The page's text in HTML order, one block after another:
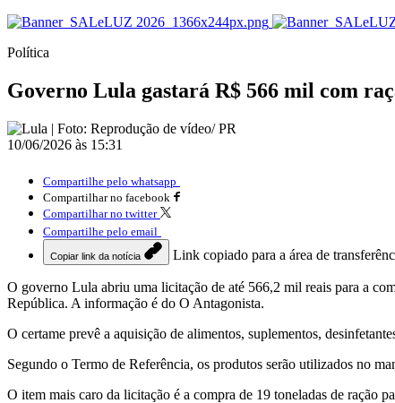
Política
Governo Lula gastará R$ 566 mil com
10/06/2026 às 15:31
Compartilhe pelo whatsapp
Compartilhar no facebook
Compartilhar no twitter
Compartilhe pelo email
Copiar link da notícia Link copiado para a área de
O governo Lula abriu uma licitação de até 566,2 mil reais para a
República. A informação é do O Antagonista.
O certame prevê a aquisição de alimentos, suplementos,
Segundo o Termo de Referência, os produtos serão utilizados no
O item mais caro da licitação é a compra de 19 toneladas de ração